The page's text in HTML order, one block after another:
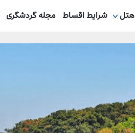
هتل شرایط اقساط مجله گردشگری